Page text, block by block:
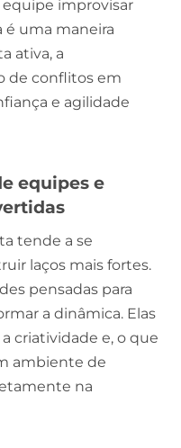
equipe improvisar
é uma maneira
ativa, a
de conflitos em
e agilidade
equipes e
tende a se
laços mais fortes.
pensadas para
a dinâmica. Elas
criatividade e, o que
ambiente de
na